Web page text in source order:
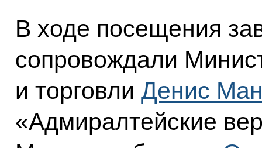
В ходе посещения
сопровождали
и торговли Денис
«Адмиралтейские